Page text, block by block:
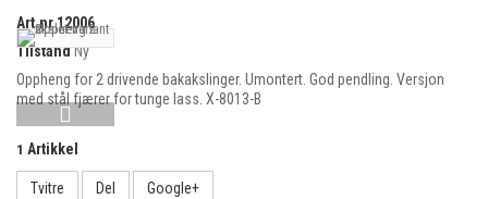
Art.nr 12006
Tilstand Ny
Oppheng for 2 drivende bakakslinger. Umontert. God pendling. Versjon
med stål fjærer for tunge lass. X-8013-B
1 Artikkel
Tvitre Del Google+